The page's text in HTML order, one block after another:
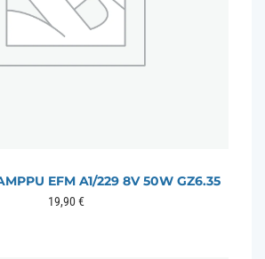
EFM A1/229 8V 50W GZ6.35
19,90€